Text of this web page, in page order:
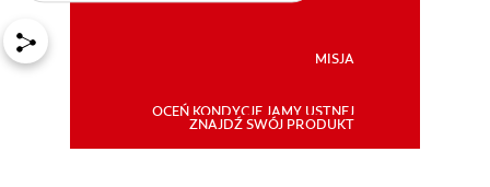
MISJA
OCEŃ KONDYCJĘ JAMY USTNEJ
ZNAJDŹ SWÓJ PRODUKT